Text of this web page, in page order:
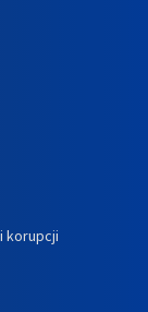
korupcji